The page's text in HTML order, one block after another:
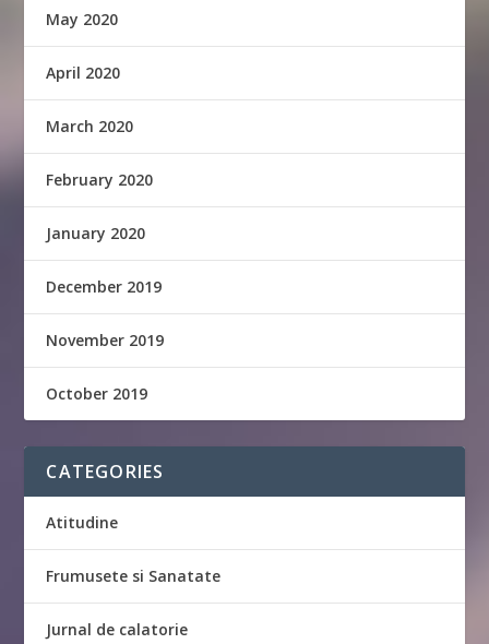
May 2020
April 2020
March 2020
February 2020
January 2020
December 2019
November 2019
October 2019
CATEGORIES
Atitudine
Frumusete si Sanatate
Jurnal de calatorie